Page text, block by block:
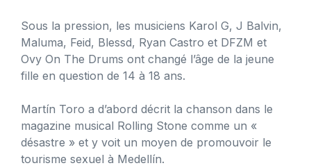
Sous la pression, les musiciens Karol G, J Balvin,
Maluma, Feid, Blessd, Ryan Castro et DFZM et
Ovy On The Drums ont changé l’âge de la jeune
fille en question de 14 à 18 ans.
Martín Toro a d’abord décrit la chanson dans le
magazine musical Rolling Stone comme un «
désastre » et y voit un moyen de promouvoir le
tourisme sexuel à Medellín.